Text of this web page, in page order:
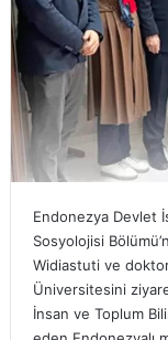
Endonezya Devlet
Sosyolojisi
Widiastuti ve
Üniversitesini
İnsan ve Toplum